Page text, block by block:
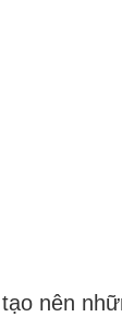
nên